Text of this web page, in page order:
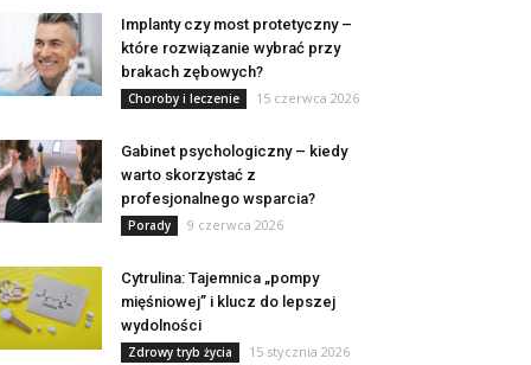
Implanty czy most protetyczny –
które rozwiązanie wybrać przy
brakach zębowych?
Choroby i leczenie 15 czerwca 2026
Gabinet psychologiczny – kiedy
warto skorzystać z
profesjonalnego wsparcia?
Porady 9 czerwca 2026
Cytrulina: Tajemnica „pompy
mięśniowej” i klucz do lepszej
wydolności
Zdrowy tryb życia 15 stycznia 2026